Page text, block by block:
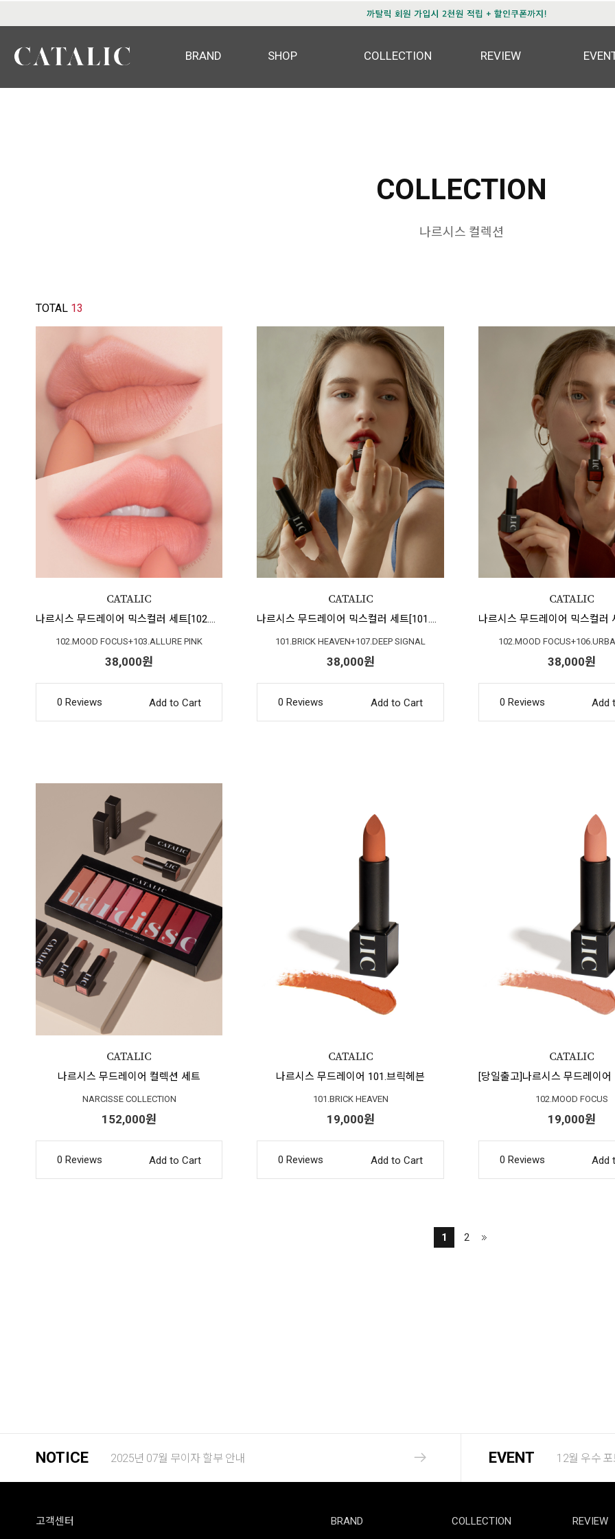
BRAND SHOP COLLECTION REVIEW
COLLECTION
나르시스 컬렉션
TOTAL 13
나르시스 무드레이어 믹스컬러 세트[102.무드포커스+103.얼루어핑크]
102.MOOD FOCUS+103.ALLURE PINK
38,000원
0 Reviews Add to Cart
나르시스 무드레이어 믹스컬러 세트[101.브릭헤븐+107.딥시그널]
101.BRICK HEAVEN+107.DEEP SIGNAL
38,000원
0 Reviews Add to Cart
102.MOOD
38,000원
0 Reviews Add
나르시스 무드레이어 컬렉션 세트
NARCISSE COLLECTION
152,000원
0 Reviews Add to Cart
나르시스 무드레이어 101.브릭헤븐
101.BRICK HEAVEN
19,000원
0 Reviews Add to Cart
102.MOOD FOCUS
19,000원
0 Reviews Add
1 2
NOTICE 2025년 07월 무이자 할부 안내 EVENT 12월 우수
고객센터 BRAND COLLECTION REVIEW